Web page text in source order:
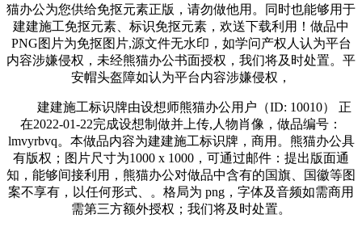
猫办公为您供给免抠元素正版，请勿做他用。同时也能够用于
建建施工免抠元素、标识免抠元素，欢送下载利用！做品中
PNG图片为免抠图片,源文件无水印，如学问产权人认为平台
内容涉嫌侵权，未经熊猫办公书面授权，我们将及时处置。平
安帽头盔障如认为平台内容涉嫌侵权，
建建施工标识牌由设想师熊猫办公用户（ID: 10010） 正
在2022-01-22完成设想制做并上传,人物肖像，做品编号：
lmvyrbvq。本做品内容为建建施工标识牌，商用。熊猫办公具
有版权；图片尺寸为1000 x 1000，可通过邮件：提出版面通
知，能够间接利用，熊猫办公对做品中含有的国旗、国徽等图
案不享有，以任何形式、。格局为 png，字体及音频如需商用
需第三方额外授权；我们将及时处置。